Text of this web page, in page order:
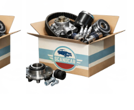
LISTE
D’ENVIE